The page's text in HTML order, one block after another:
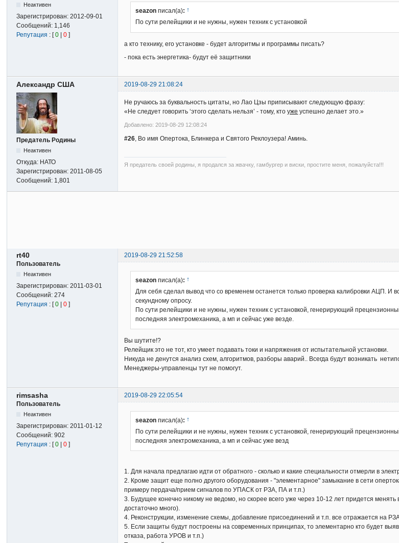
Неактивен
Зарегистрирован:2012-09-01
Сообщений: 1,146
Репутация : [0 |0 ]
seazon писал(а): ↑
По сути релейщики и не нужны, нужен техник с установкой
а кто технику, его установке - будет алгоритмы и программы писать?
- пока есть энергетика- будут её защитники
Александр США 2019-08-29 21:08:24
Предатель Родины
Неактивен
Откуда: НАТО
Зарегистрирован:2011-08-05
Сообщений: 1,801
Не ручаюсь за буквальность цитаты, но Лао Цзы приписывают следующую фразу:
«Не следует говорить ‘этого сделать нельзя’ - тому, ктоуже успешно делает это.»
Добавлено: 2019-08-29 12:08:24
#26 , Во имя Опертока, Блинкера и Святого Реклоузера! Аминь.
Я предатель своей родины, я продался за жвачку, гамбургер и виски, простите меня, пожалуйста!!!
rt40
2019-08-29 21:52:58
Пользователь
Неактивен
Зарегистрирован:2011-03-01
Сообщений:274
Репутация : [0 |0 ]
seazon писал(а): ↑
Для себя сделал вывод что со временем останется только проверка калибровки АЦП. И
секундному опросу.
По сути релейщики и не нужны, нужен техник с установкой, генерирующий
последняя электромеханика, а мп и сейчас уже везде.
Вы шутите!?
Релейщик это не тот, кто умеет подавать токи и напряжения от испытательной установки.
Никуда не денутся анализ схем, алгоритмов, разборы аварий.. Всегда будут возникать
Менеджеры-управленцы тут не помогут.
rimsasha
2019-08-29 22:05:54
Пользователь
Неактивен
Зарегистрирован:2011-01-12
Сообщений:902
Репутация : [0 |0 ]
seazon писал(а): ↑
По сути релейщики и не нужны, нужен техник с установкой, генерирующий
последняя электромеханика, а мп и сейчас уже везд
1. Для начала предлагаю идти от обратного - сколько и какие специальности отмерли в
2. Кроме защит еще полно другого оборудования - "элементарное" замыкание в сети
примеру пердача/прием сигналов по УПАСК от РЗА, ПА и т.п.)
3. Будущее конечно никому не ведомо, но скорее всего уже через 10-12 лет придется
достаточно много).
4. Реконструкции, изменение схемы, добавление присоединений и т.п. все отражается на
5. Если защиты будут построены на современных принципах, то элементарно кто будет
отказа, работа УРОВ и т.п.)